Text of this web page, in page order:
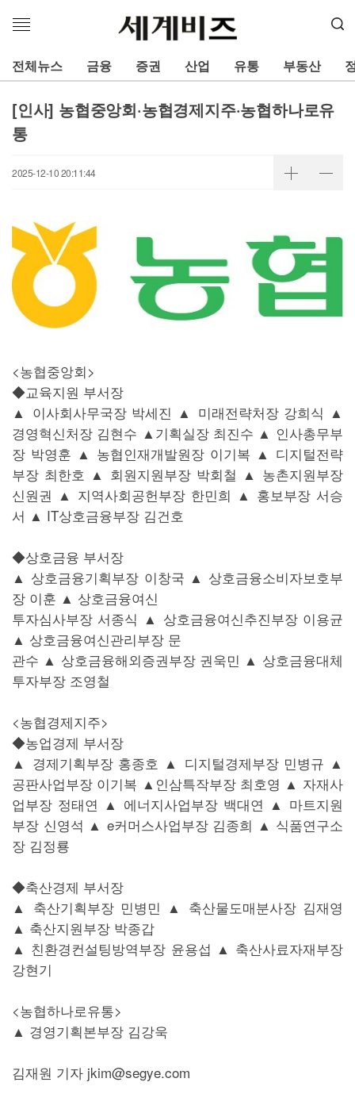
메
열
기
전체뉴스 금융 증권 산업 유통 부동산
[인사] 농협중앙회·농협경제지주·농협하나로유
통
2025-12-10 20:11:44
<농협중앙회>
◆교육지원 부서장
▲ 이사회사무국장 박세진 ▲ 미래전략처장 강희식 ▲
경영혁신처장 김현수 ▲기획실장 최진수 ▲ 인사총무부
장 박영훈 ▲ 농협인재개발원장 이기복 ▲ 디지털전략
부장 최한호 ▲ 회원지원부장 박회철 ▲ 농촌지원부장
신원권 ▲ 지역사회공헌부장 한민희 ▲ 홍보부장 서승
서 ▲ IT상호금융부장 김건호
◆상호금융 부서장
▲ 상호금융기획부장 이창국 ▲ 상호금융소비자보호부
장 이훈 ▲ 상호금융여신
투자심사부장 서종식 ▲ 상호금융여신추진부장 이용균
▲ 상호금융여신관리부장 문
관수 ▲ 상호금융해외증권부장 권욱민 ▲ 상호금융대체
투자부장 조영철
<농협경제지주>
◆농업경제 부서장
▲ 경제기획부장 홍종호 ▲ 디지털경제부장 민병규 ▲
공판사업부장 이기복 ▲인삼특작부장 최호영 ▲ 자재사
업부장 정태연 ▲ 에너지사업부장 백대연 ▲ 마트지원
부장 신영석 ▲ e커머스사업부장 김종희 ▲ 식품연구소
장 김정룡
◆축산경제 부서장
▲ 축산기획부장 민병민 ▲ 축산물도매분사장 김재영
▲ 축산지원부장 박종갑
▲ 친환경컨설팅방역부장 윤용섭 ▲ 축산사료자재부장
강현기
<농협하나로유통>
▲ 경영기획본부장 김강욱
김재원 기자 jkim@segye.com